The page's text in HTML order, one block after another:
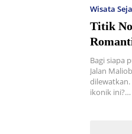
Wisata
Titik
Bagi siapa
Jalan
ikonik ini?…